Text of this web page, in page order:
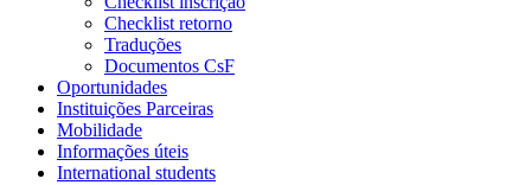
Checklist retorno
Traduções
Documentos CsF
Oportunidades
Instituições Parceiras
Mobilidade
Informações úteis
International students